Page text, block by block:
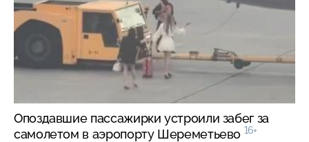
Опоздавшие пассажирки устроили забег за
самолетом в аэропорту Шереметьево 16+